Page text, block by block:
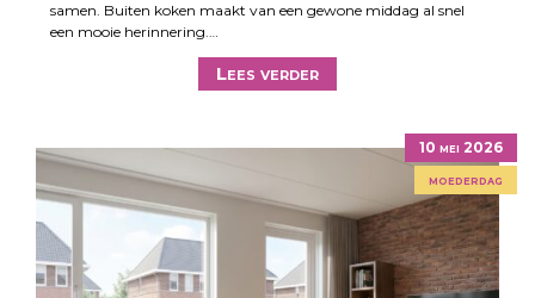
samen. Buiten koken maakt van een gewone middag al snel
een mooie herinnering.…
Lees verder
10 mei 2026
moederdag